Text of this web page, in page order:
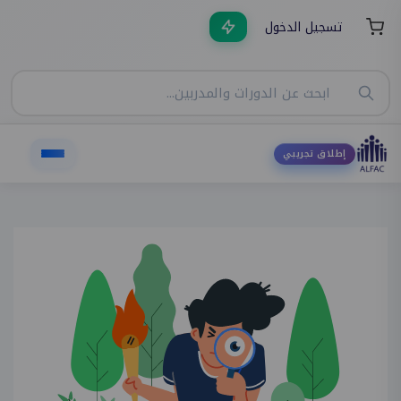
تسجيل الدخول
إطلاق تجريبي